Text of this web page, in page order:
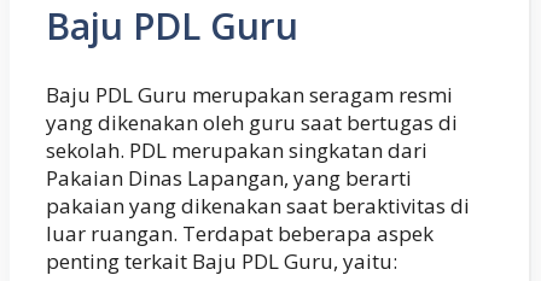
Baju PDL Guru
Baju PDL Guru merupakan seragam resmi
yang dikenakan oleh guru saat bertugas di
sekolah. PDL merupakan singkatan dari
Pakaian Dinas Lapangan, yang berarti
pakaian yang dikenakan saat beraktivitas di
luar ruangan. Terdapat beberapa aspek
penting terkait Baju PDL Guru, yaitu: